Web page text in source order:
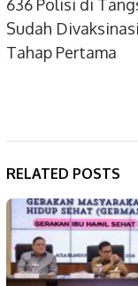
636 Polisi di
Sudah
Tahap Pertama
RELATED POSTS